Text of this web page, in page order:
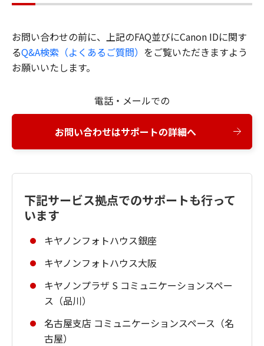
お問い合わせの前に、上記のFAQ並びにCanon IDに関す
るQ&A検索（よくあるご質問） をご覧いただきますよう
お願いいたします。
電話・メールでの
お問い合わせはサポートの詳細へ
下記サービス拠点でのサポートも行って
います
キヤノンフォトハウス銀座
キヤノンフォトハウス大阪
キヤノンプラザ S コミュニケーションスペー
ス（品川）
名古屋支店 コミュニケーションスペース（名
古屋）